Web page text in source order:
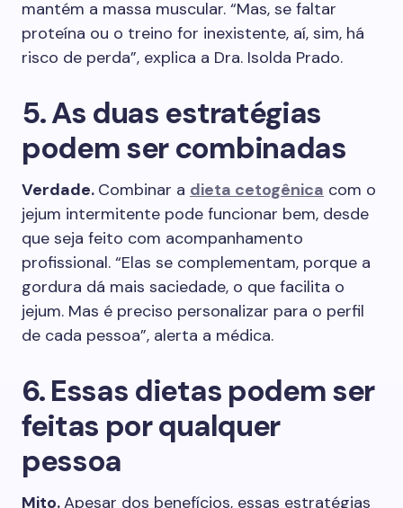
mantém a massa muscular. “Mas, se faltar
proteína ou o treino for inexistente, aí, sim, há
risco de perda”, explica a Dra. Isolda Prado.
5. As duas estratégias
podem ser combinadas
Verdade. Combinar a dieta cetogênica com o
jejum intermitente pode funcionar bem, desde
que seja feito com acompanhamento
profissional. “Elas se complementam, porque a
gordura dá mais saciedade, o que facilita o
jejum. Mas é preciso personalizar para o perfil
de cada pessoa”, alerta a médica.
6. Essas dietas podem ser
feitas por qualquer
pessoa
Mito.Apesar dos benefícios, essas estratégias